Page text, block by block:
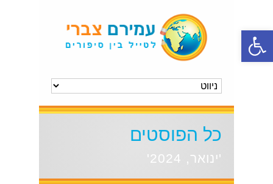
פתח סרגל נגישות
כל הפוסטים
'ינואר, 2024'